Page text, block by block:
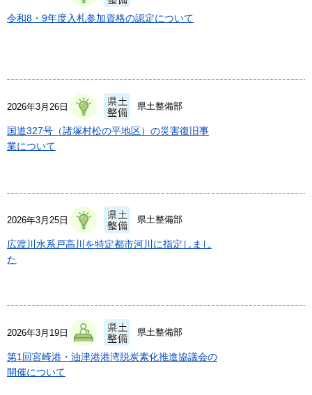
令和8・9年度入札参加資格の認定について
2026年3月26日 県土整備部
国道327号（諸塚村松の平地区）の災害復旧事
業について
2026年3月25日 県土整備部
広渡川水系戸高川を特定都市河川に指定しまし
た
2026年3月19日 県土整備部
第1回宮崎港・油津港港湾脱炭素化推進協議会の
開催について